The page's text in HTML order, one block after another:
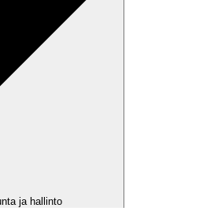
ja hallinto